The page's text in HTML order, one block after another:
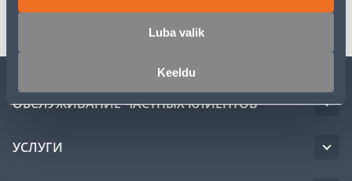
Luba valik
Keeldu
ОБСЛУЖИВАНИЕ ЧАСТНЫХ КЛИЕНТОВ
УСЛУГИ